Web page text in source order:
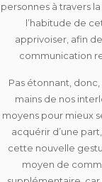
personnes à travers
l’habitude de
apprivoiser, afin
communication
Pas étonnant,
mains de nos
moyens pour mieux
acquérir d’une
cette nouvelle
moyen de